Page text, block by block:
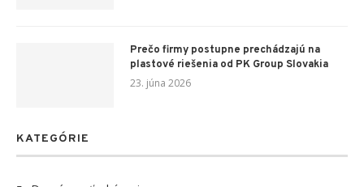
Prečo firmy postupne prechádzajú na
plastové riešenia od PK Group Slovakia
23. júna 2026
KATEGÓRIE